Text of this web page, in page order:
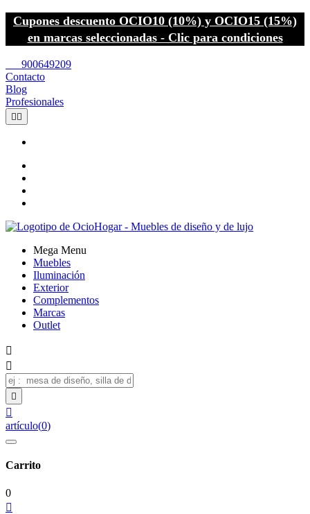
Cupones descuento OCIO10 (10%) y OCIO15 (15%)
en marcas seleccionadas - Clic para condiciones
900649209
Contacto
Blog
Profesionales
 
Mega Menu
Muebles
Iluminación
Exterior
Complementos
Marcas
Outlet




artículo(0)
Carrito
0
